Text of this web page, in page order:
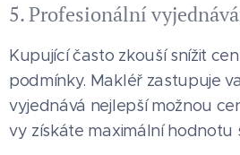
5. Profesionální
Kupující často zkouší snížit
podmínky. Makléř zastupuje
vyjednává nejlepší možnou
vy získáte maximální hodnotu